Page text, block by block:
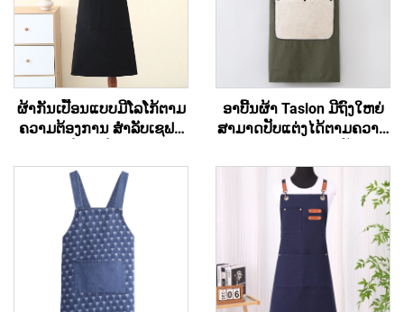
ຜ້າກັນເປື້ອນແບບມີໂລໂກ້ຕາມ
ຄວາມຕ້ອງການ ສຳລັບເຊຟສີ
ເທີລິກ, ລະບາຍອາກາດໄດ້ດີ
ເຢັນ ປັບໄດ້ ມີຖົງ, ສຳລັບຮ້ານ
ກາເຟ, ບີບີຄິວ, ການບໍລິການ
ອາຫານ ແລະ ການເຮັດຄວາມ
ສະອາດ
ອາບີ້ນຜ້າ Taslon ມີຖົງໃຫຍ່
ສາມາດປັບແຕ່ງໄດ້ຕາມຄວາມ
ສັນຍາລັກ ຫຼື ຈິດຕະລາກອນ
ສຳລັບຜູ້ໃຫຍ່ ມີແຜ່ນເຊັດມືທີ່
ຖອດອອກໄດ້